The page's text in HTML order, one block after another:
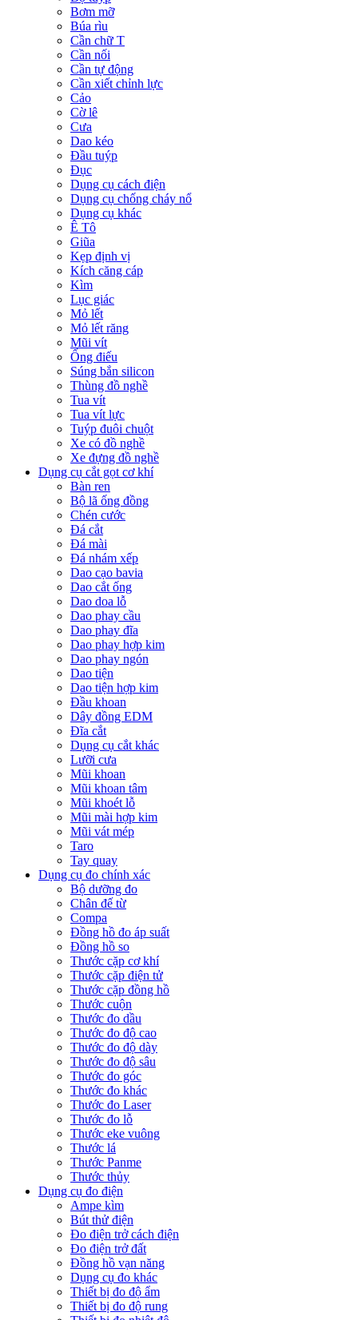
Bơm mỡ
Búa rìu
Cần chữ T
Cần nối
Cần tự động
Cần xiết chỉnh lực
Cảo
Cờ lê
Cưa
Dao kéo
Đầu tuýp
Đục
Dụng cụ cách điện
Dụng cụ chống cháy nổ
Dụng cụ khác
Ê Tô
Giũa
Kẹp định vị
Kích căng cáp
Kìm
Lục giác
Mỏ lết
Mỏ lết răng
Mũi vít
Ống điếu
Súng bắn silicon
Thùng đồ nghề
Tua vít
Tua vít lực
Tuýp đuôi chuột
Xe có đồ nghề
Xe đựng đồ nghề
Dụng cụ cắt gọt cơ khí
Bàn ren
Bộ lã ống đồng
Chén cước
Đá cắt
Đá mài
Đá nhám xếp
Dao cạo bavia
Dao cắt ống
Dao doa lỗ
Dao phay cầu
Dao phay đĩa
Dao phay hợp kim
Dao phay ngón
Dao tiện
Dao tiện hợp kim
Đầu khoan
Dây đồng EDM
Đĩa cắt
Dụng cụ cắt khác
Lưỡi cưa
Mũi khoan
Mũi khoan tâm
Mũi khoét lỗ
Mũi mài hợp kim
Mũi vát mép
Taro
Tay quay
Dụng cụ đo chính xác
Bộ dưỡng đo
Chân đế từ
Compa
Đồng hồ đo áp suất
Đồng hồ so
Thước cặp cơ khí
Thước cặp điện tử
Thước cặp đồng hồ
Thước cuộn
Thước đo dầu
Thước đo độ cao
Thước đo độ dày
Thước đo độ sâu
Thước đo góc
Thước đo khác
Thước đo Laser
Thước đo lỗ
Thước eke vuông
Thước lá
Thước Panme
Thước thủy
Dụng cụ đo điện
Ampe kìm
Bút thử điện
Đo điện trở cách điện
Đo điện trở đất
Đồng hồ vạn năng
Dụng cụ đo khác
Thiết bị đo độ ẩm
Thiết bị đo độ rung